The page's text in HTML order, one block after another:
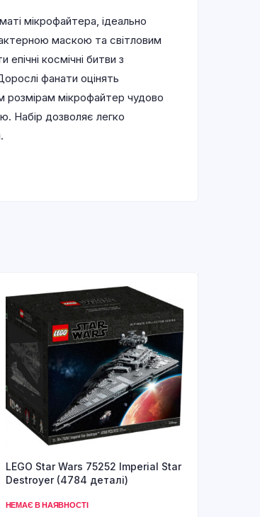
мікрофайтера, ідеально
маскою та світловим
космічні битви з
фанати оцінять
розмірам мікрофайтер чудово
Набір дозволяє легко
LEGO Star Wars 75252 Imperial Star
Destroyer (4784 деталі)
НЕМАЄ В НАЯВНОСТІ